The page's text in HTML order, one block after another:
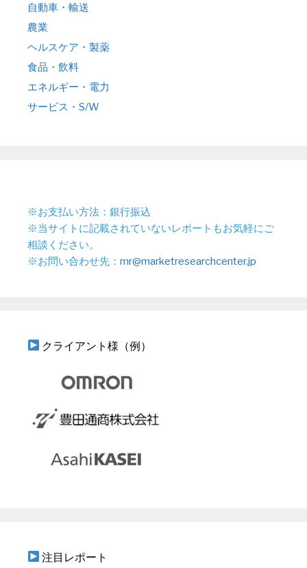
自動車・輸送
農業
ヘルスケア・製薬
食品・飲料
エネルギー・電力
サービス・S/W
※お支払い方法：銀行振込
※当サイトに記載されていないレポートもお気軽にご
相談ください。
※お問い合わせ先： mr@marketresearchcenter.jp
クライアント様（例）
注目レポート